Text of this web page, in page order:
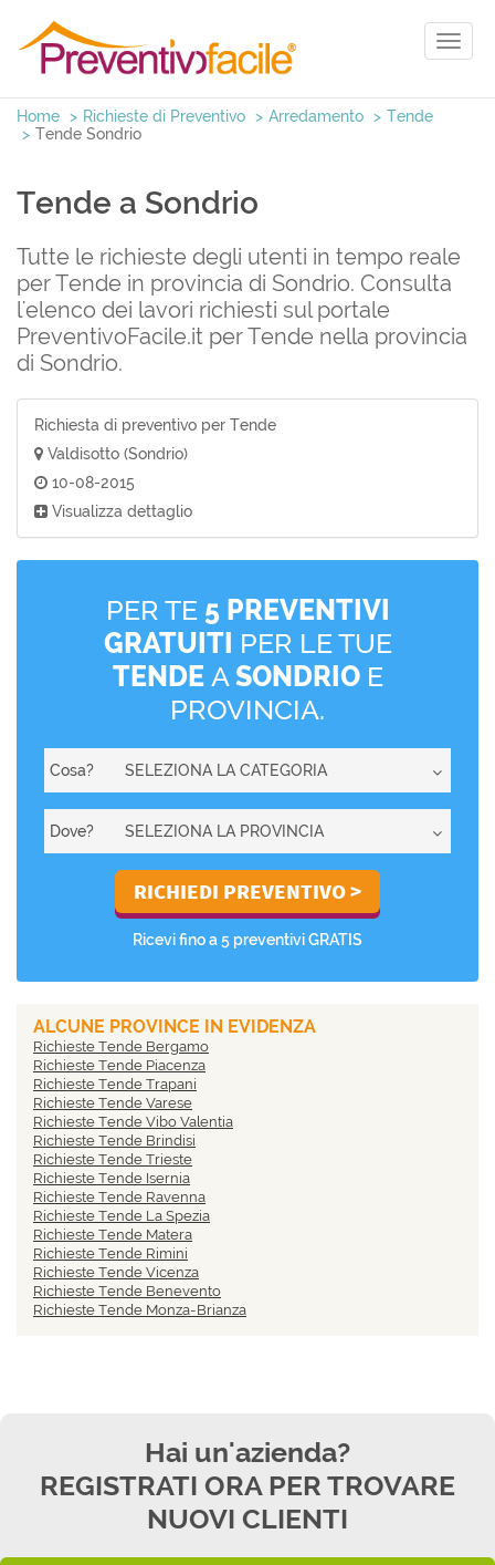
Home Richieste di Preventivo Arredamento
Tende
Tende Sondrio
Tende a Sondrio
Tutte le richieste degli utenti in tempo reale
per Tende in provincia di Sondrio. Consulta
l'elenco dei lavori richiesti sul portale
PreventivoFacile.it per Tende nella provincia
di Sondrio.
Richiesta di preventivo per Tende
Valdisotto (Sondrio)
10-08-2015
Visualizza dettaglio
PER TE 5 PREVENTIVI
GRATUITI PER LE TUE
TENDEASONDRIO E
PROVINCIA.
Cosa?
Dove?
Ricevi fino a 5 preventivi GRATIS
ALCUNE PROVINCE IN EVIDENZA
Richieste Tende Bergamo
Richieste Tende Piacenza
Richieste Tende Trapani
Richieste Tende Varese
Richieste Tende Vibo Valentia
Richieste Tende Brindisi
Richieste Tende Trieste
Richieste Tende Isernia
Richieste Tende Ravenna
Richieste Tende La Spezia
Richieste Tende Matera
Richieste Tende Rimini
Richieste Tende Vicenza
Richieste Tende Benevento
Richieste Tende Monza-Brianza
Hai un'azienda?
REGISTRATI ORA PER TROVARE
NUOVI CLIENTI